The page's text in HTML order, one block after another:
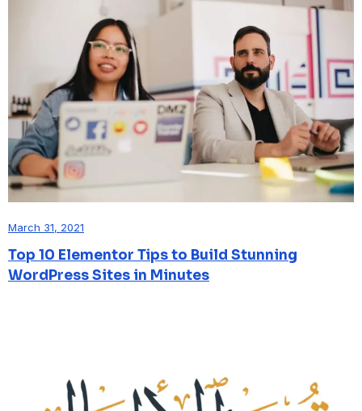
March 31, 2021
Top 10 Elementor Tips to Build Stunning
WordPress Sites in Minutes